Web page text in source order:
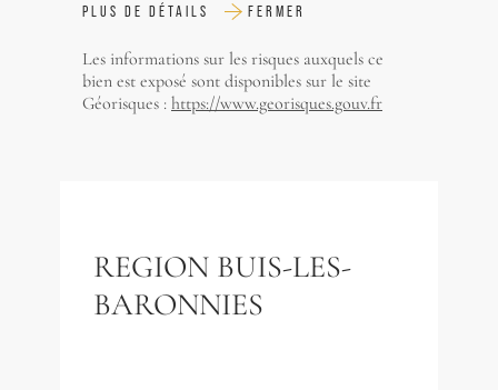
PLUS DE DÉTAILS FERMER
Les informations sur les risques auxquels ce
bien est exposé sont disponibles sur le site
Géorisques : https://www.georisques.gouv.fr
REGION BUIS-LES-
BARONNIES